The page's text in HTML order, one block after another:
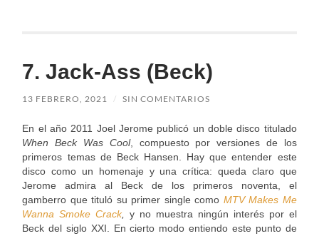
7. Jack-Ass (Beck)
13 FEBRERO, 2021 / SIN COMENTARIOS
En el año 2011 Joel Jerome publicó un doble disco titulado
When Beck Was Cool, compuesto por versiones de los
primeros temas de Beck Hansen. Hay que entender este
disco como un homenaje y una crítica: queda claro que
Jerome admira al Beck de los primeros noventa, el
gamberro que tituló su primer single como MTV Makes Me
Wanna Smoke Crack,
y no muestra ningún interés por el
Beck del siglo XXI. En cierto modo entiendo este punto de